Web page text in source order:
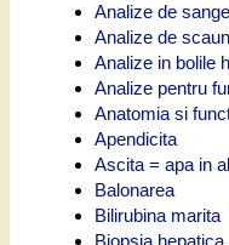
Analize de
Analize de scaun
Analize in bolile
Analize pentru
Anatomia si
Apendicita
Ascita = apa in
Balonarea
Bilirubina marita
Biopsia hepatica